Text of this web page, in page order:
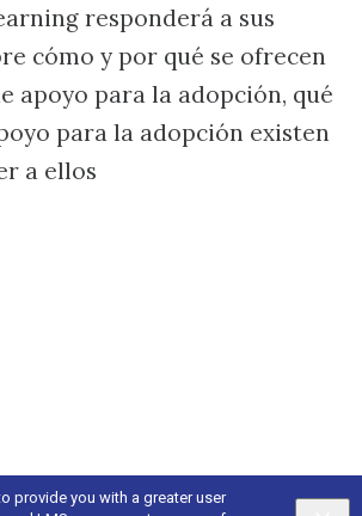
provide you with a greater user
responderá a sus
cómo y por qué se ofrecen
apoyo para la adopción, qué
para la adopción existen
a ellos